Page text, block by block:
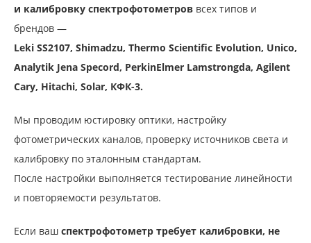
и калибровку спектрофотометров всех типов и
брендов —
Leki SS2107, Shimadzu, Thermo Scientific Evolution, Unico,
Analytik Jena Specord, PerkinElmer Lamstrongda, Agilent
Cary, Hitachi, Solar, КФК-3.
Мы проводим юстировку оптики, настройку
фотометрических каналов, проверку источников света и
калибровку по эталонным стандартам.
После настройки выполняется тестирование линейности
и повторяемости результатов.
Если ваш спектрофотометр требует калибровки, не